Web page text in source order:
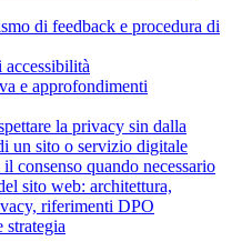
di feedback e procedura di
e approfondimenti
la privacy sin dalla
un sito o servizio digitale
consenso quando necessario
sito web: architettura,
riferimenti DPO
strategia